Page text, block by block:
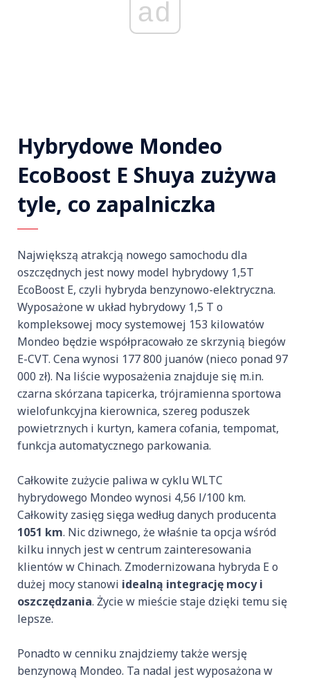
ad
Hybrydowe Mondeo
EcoBoost E Shuya zużywa
tyle, co zapalniczka
Największą atrakcją nowego samochodu dla
oszczędnych jest nowy model hybrydowy 1,5T
EcoBoost E, czyli hybryda benzynowo-elektryczna.
Wyposażone w układ hybrydowy 1,5 T o
kompleksowej mocy systemowej 153 kilowatów
Mondeo będzie współpracowało ze skrzynią biegów
E-CVT. Cena wynosi 177 800 juanów (nieco ponad 97
000 zł). Na liście wyposażenia znajduje się m.in.
czarna skórzana tapicerka, trójramienna sportowa
wielofunkcyjna kierownica, szereg poduszek
powietrznych i kurtyn, kamera cofania, tempomat,
funkcja automatycznego parkowania.
Całkowite zużycie paliwa w cyklu WLTC
hybrydowego Mondeo wynosi 4,56 l/100 km.
Całkowity zasięg sięga według danych producenta
1051 km. Nic dziwnego, że właśnie ta opcja wśród
kilku innych jest w centrum zainteresowania
klientów w Chinach. Zmodernizowana hybryda E o
dużej mocy stanowi idealną integrację mocy i
oszczędzania. Życie w mieście staje dzięki temu się
lepsze.
Ponadto w cenniku znajdziemy także wersję
benzynową Mondeo. Ta nadal jest wyposażona w